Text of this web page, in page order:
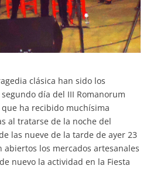
clásica han sido los
día del III Romanorum
que ha recibido muchísima
al tratarse de la noche del
las nueve de la tarde de ayer 23
abiertos los mercados artesanales
nuevo la actividad en la Fiesta